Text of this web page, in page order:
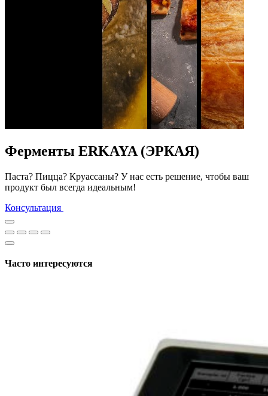
Ферменты ERKAYA (ЭРКАЯ)
Паста? Пицца? Круассаны? У нас есть решение, чтобы ваш
продукт был всегда идеальным!
Консультация
Часто интересуются